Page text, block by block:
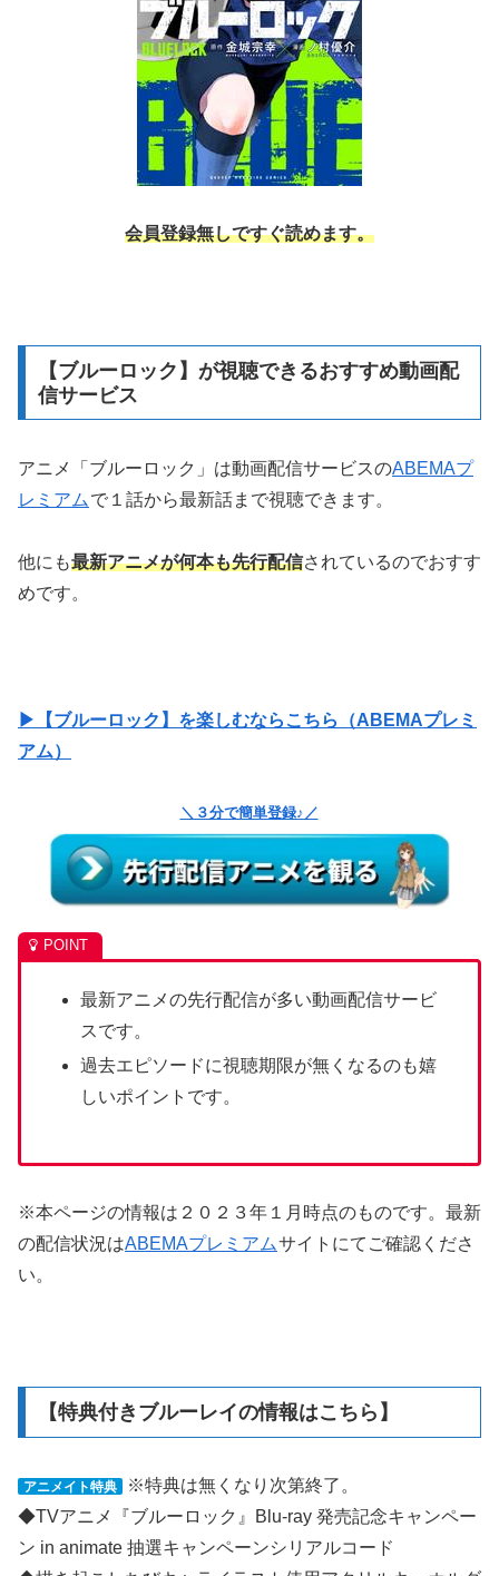
【ブルーロック】が視聴できるおすすめ動画配
信サービス
レミアム
で１話から最新話まで視聴できます。
めです。
アム）
スです。
過去エピソードに視聴期限が無くなるのも嬉
しいポイントです。
の配信状況はABEMAプレミアムサイトにてご確認くださ
い。
【特典付きブルーレイの情報はこちら】
◆TVアニメ『ブルーロック』Blu-ray 発売記念キャンペー
ン in animate 抽選キャンペーンシリアルコード
◆描き起こしちびキャライラスト使用アクリルキーホルダ